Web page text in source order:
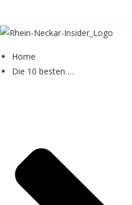
springen
Home
Die 10 besten …